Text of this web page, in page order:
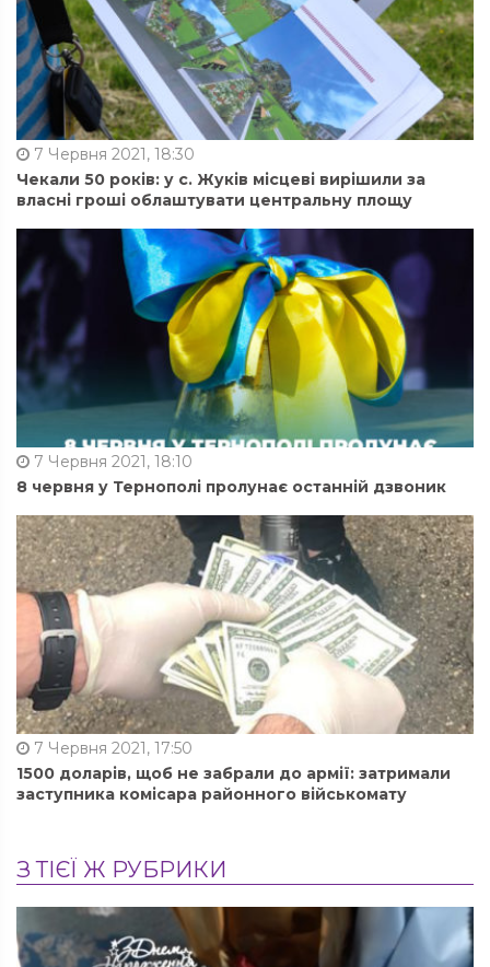
7 Червня 2021, 18:30
Чекали 50 років: у с. Жуків місцеві вирішили за
власні гроші облаштувати центральну площу
7 Червня 2021, 18:10
8 червня у Тернополі пролунає останній дзвоник
7 Червня 2021, 17:50
1500 доларів, щоб не забрали до армії: затримали
заступника комісара районного військомату
З ТІЄЇ Ж РУБРИКИ